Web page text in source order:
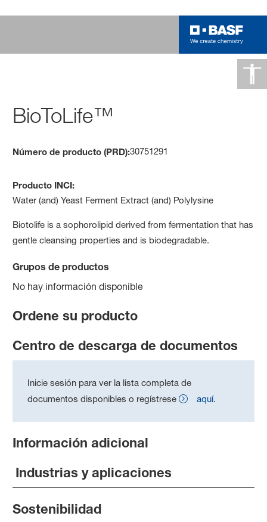
BioToLife™
Número de producto (PRD):30751291
Producto INCI:
Water (and) Yeast Ferment Extract (and) Polylysine
Biotolife is a sophorolipid derived from fermentation that has
gentle cleansing properties and is biodegradable.
Grupos de productos
No hay información disponible
Ordene su producto
Centro de descarga de documentos
Inicie sesión para ver la lista completa de
documentos disponibles o regístrese
aquí.
Información adicional
Industrias y aplicaciones
Sostenibilidad